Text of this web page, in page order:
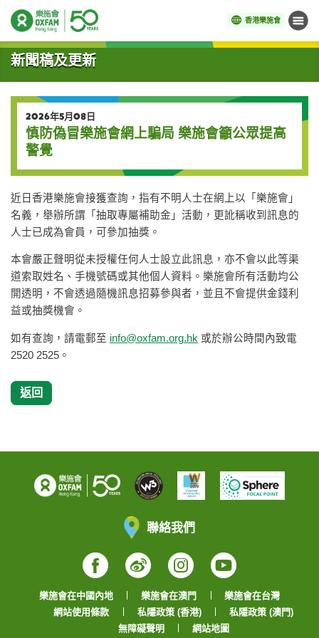
香港樂施會 目錄
開始主要內容
新聞稿及更新
2026年5月08日
慎防偽冒樂施會網上騙局 樂施會籲公眾提高
警覺
近日香港樂施會接獲查詢，指有不明人士在網上以「樂施會」
名義，舉辦所謂「抽取專屬補助金」活動，更訛稱收到訊息的
人士已成為會員，可參加抽獎。
本會嚴正聲明從未授權任何人士設立此訊息，亦不會以此等渠
道索取姓名、手機號碼或其他個人資料。樂施會所有活動均公
開透明，不會透過隨機訊息招募參與者，並且不會提供金錢利
益或抽獎機會。
如有查詢，請電郵至 info@oxfam.org.hk 或於辦公時間內致電
2520 2525。
返回
聯絡我們
Facebook
WeiboInstagram
YouTube
樂施會在中國內地 樂施會在澳門
樂施會在台灣
網站使用條款
私隱政策 (香港)
私隱政策 (澳門)
無障礙聲明
網站地圖